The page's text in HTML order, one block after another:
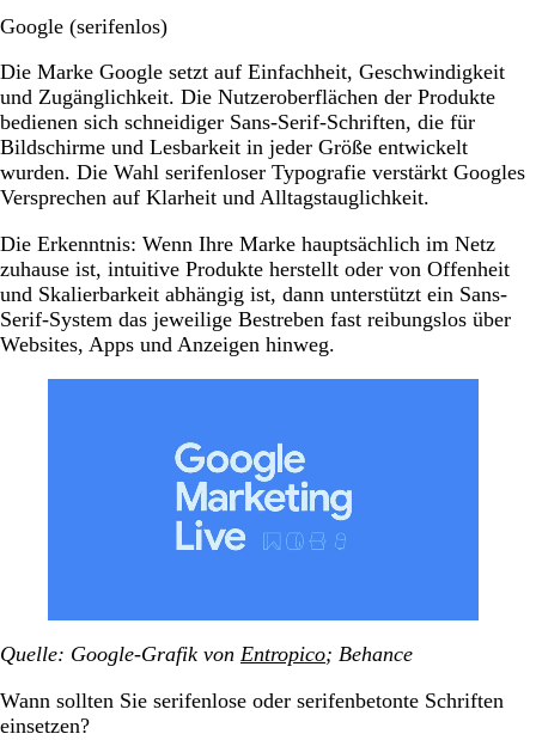
Google (serifenlos)
Die Marke Google setzt auf Einfachheit, Geschwindigkeit
und Zugänglichkeit. Die Nutzeroberflächen der Produkte
bedienen sich schneidiger Sans-Serif-Schriften, die für
Bildschirme und Lesbarkeit in jeder Größe entwickelt
wurden. Die Wahl serifenloser Typografie verstärkt Googles
Versprechen auf Klarheit und Alltagstauglichkeit.
Die Erkenntnis: Wenn Ihre Marke hauptsächlich im Netz
zuhause ist, intuitive Produkte herstellt oder von Offenheit
und Skalierbarkeit abhängig ist, dann unterstützt ein Sans-
Serif-System das jeweilige Bestreben fast reibungslos über
Websites, Apps und Anzeigen hinweg.
Quelle: Google-Grafik von Entropico; Behance
Wann sollten Sie serifenlose oder serifenbetonte Schriften
einsetzen?